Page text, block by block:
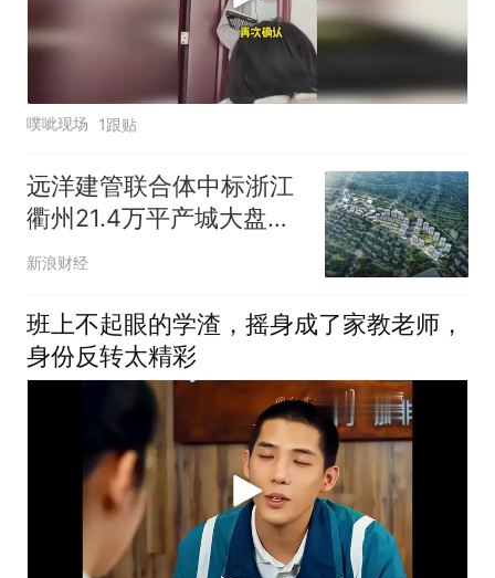
噗呲现场 1跟贴
远洋建管联合体中标浙江
衢州21.4万平产城大盘，
“EPC+代建代销”打通全周
新浪财经
班上不起眼的学渣，摇身成了家教老师，
身份反转太精彩